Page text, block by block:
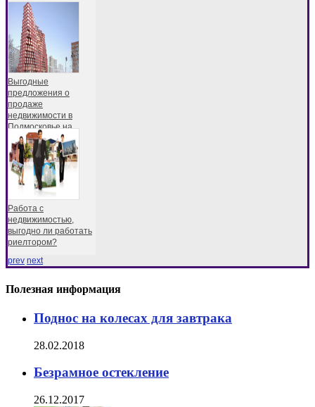
Выгодные
предложения о
продаже
недвижимости в
Подмосковье на
Работа с
недвижимостью,
выгодно ли работать
риелтором?
prev next
Полезная информация
Поднос на колесах для завтрака
28.02.2018
Безрамное остекление
26.12.2017